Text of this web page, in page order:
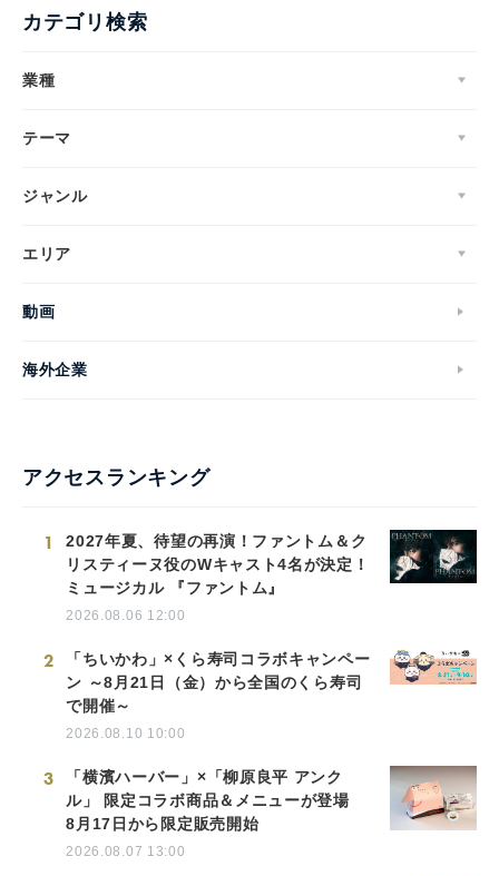
カテゴリ検索
業種
テーマ
ジャンル
エリア
動画
海外企業
アクセスランキング
1
2027年夏、待望の再演！ファントム＆ク
リスティーヌ役のWキャスト4名が決定！
ミュージカル 『ファントム』
2026.08.06 12:00
2
「ちいかわ」×くら寿司コラボキャンペー
ン ～8月21日（金）から全国のくら寿司
で開催～
2026.08.10 10:00
3
「横濱ハーバー」×「柳原良平 アンク
ル」 限定コラボ商品＆メニューが登場
8月17日から限定販売開始
2026.08.07 13:00